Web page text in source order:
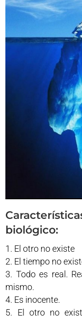
biológico:
El otro no existe
El tiempo no
Todo es real.
mismo.
Es inocente.
El otro no